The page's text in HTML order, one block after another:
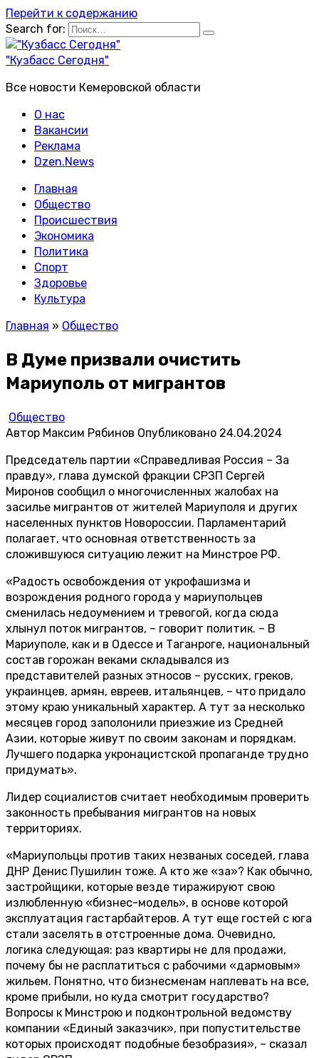
Перейти к содержанию
Search for:
"Кузбасс Сегодня"
Все новости Кемеровской области
О нас
Вакансии
Реклама
Dzen.News
Главная
Общество
Происшествия
Экономика
Политика
Спорт
Здоровье
Культура
Главная » Общество
В Думе призвали очистить
Мариуполь от мигрантов
Общество
Автор Максим Рябинов Опубликовано 24.04.2024
Председатель партии «Справедливая Россия – За
правду», глава думской фракции СРЗП Сергей
Миронов сообщил о многочисленных жалобах на
засилье мигрантов от жителей Мариуполя и других
населенных пунктов Новороссии. Парламентарий
полагает, что основная ответственность за
сложившуюся ситуацию лежит на Минстрое РФ.
«Радость освобождения от укрофашизма и
возрождения родного города у мариупольцев
сменилась недоумением и тревогой, когда сюда
хлынул поток мигрантов, – говорит политик. – В
Мариуполе, как и в Одессе и Таганроге, национальный
состав горожан веками складывался из
представителей разных этносов – русских, греков,
украинцев, армян, евреев, итальянцев, – что придало
этому краю уникальный характер. А тут за несколько
месяцев город заполонили приезжие из Средней
Азии, которые живут по своим законам и порядкам.
Лучшего подарка укронацистской пропаганде трудно
придумать».
Лидер социалистов считает необходимым проверить
законность пребывания мигрантов на новых
территориях.
«Мариупольцы против таких незваных соседей, глава
ДНР Денис Пушилин тоже. А кто же «за»? Как обычно,
застройщики, которые везде тиражируют свою
излюбленную «бизнес-модель», в основе которой
эксплуатация гастарбайтеров. А тут еще гостей с юга
стали заселять в отстроенные дома. Очевидно,
логика следующая: раз квартиры не для продажи,
почему бы не расплатиться с рабочими «дармовым»
жильем. Понятно, что бизнесменам наплевать на все,
кроме прибыли, но куда смотрит государство?
Вопросы к Минстрою и подконтрольной ведомству
компании «Единый заказчик», при попустительстве
которых происходят подобные безобразия», – сказал